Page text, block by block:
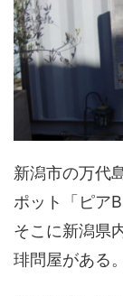
新潟市の万代
ポット「ピア
そこに新潟県
琲問屋がある。